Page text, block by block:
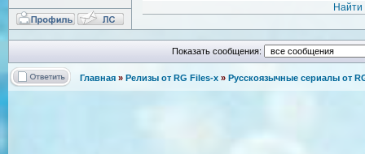
Найти
Показать сообщения:
Главная » Релизы от RG Files-x » Русскоязычные сериалы от